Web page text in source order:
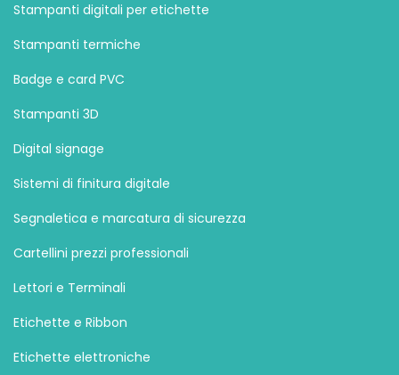
Stampanti digitali per etichette
Stampanti termiche
Badge e card PVC
Stampanti 3D
Digital signage
Sistemi di finitura digitale
Segnaletica e marcatura di sicurezza
Cartellini prezzi professionali
Lettori e Terminali
Etichette e Ribbon
Etichette elettroniche